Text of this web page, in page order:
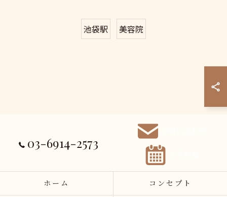
池袋駅 美容院
03-6914-2573
ホーム コンセプト